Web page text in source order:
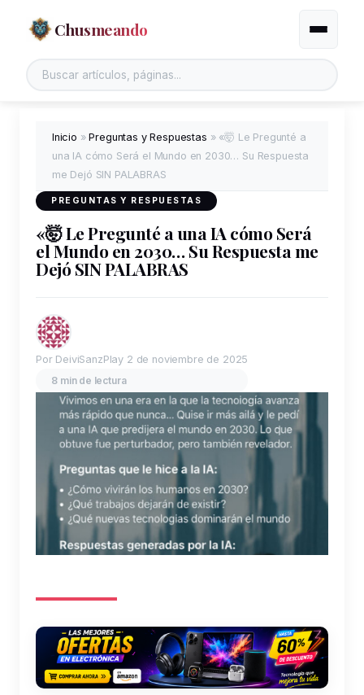
Chusmeando Alternar
Inicio »Preguntas y Respuestas » «🤯 Le Pregunté a
una IA cómo Será el Mundo en 2030… Su Respuesta
me Dejó SIN PALABRAS
PREGUNTAS Y RESPUESTAS
«🤯 Le Pregunté a una IA cómo Será
el Mundo en 2030… Su Respuesta me
Dejó SIN PALABRAS
Por DeiviSanzPlay 2 de noviembre de 2025
8 min de lectura